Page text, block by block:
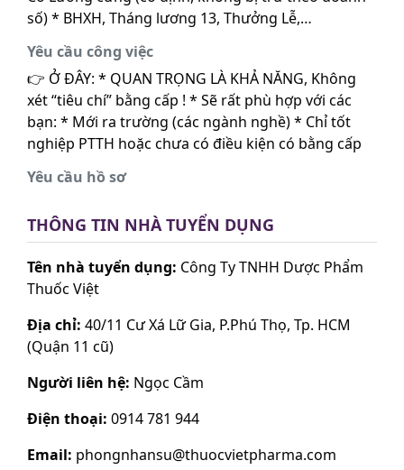
số) * BHXH, Tháng lương 13, Thưởng Lễ,…
Yêu cầu công việc
👉 Ở ĐÂY: * QUAN TRỌNG LÀ KHẢ NĂNG, Không
xét “tiêu chí” bằng cấp ! * Sẽ rất phù hợp với các
bạn: * Mới ra trường (các ngành nghề) * Chỉ tốt
nghiệp PTTH hoặc chưa có điều kiện có bằng cấp
Yêu cầu hồ sơ
THÔNG TIN NHÀ TUYỂN DỤNG
Tên nhà tuyển dụng: Công Ty TNHH Dược Phẩm
Thuốc Việt
Địa chỉ: 40/11 Cư Xá Lữ Gia, P.Phú Thọ, Tp. HCM
(Quận 11 cũ)
Người liên hệ: Ngọc Cầm
Điện thoại: 0914 781 944
Email: phongnhansu@thuocvietpharma.com